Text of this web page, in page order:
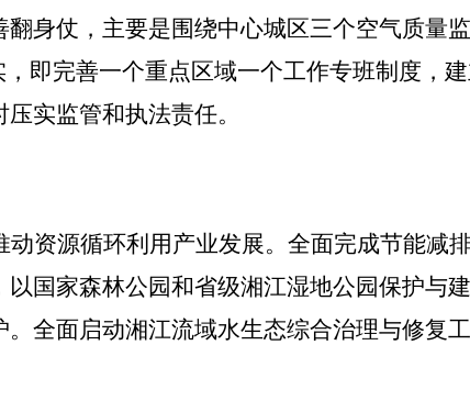
翻身仗，主要是围绕中心城区三个空气质量
即完善一个重点区域一个工作专班制度，
实监管和执法责任。
资源循环利用产业发展。全面完成节能减
国家森林公园和省级湘江湿地公园保护与
全面启动湘江流域水生态综合治理与修复工